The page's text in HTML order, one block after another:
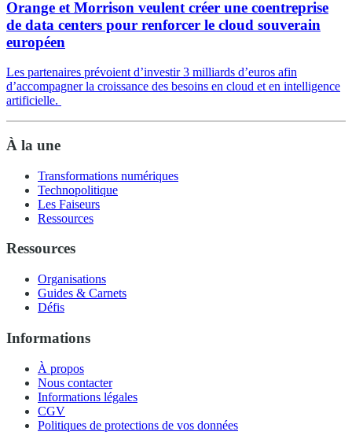
Orange et Morrison veulent créer une coentreprise
de data centers pour renforcer le cloud souverain
européen
Les partenaires prévoient d’investir 3 milliards d’euros afin
d’accompagner la croissance des besoins en cloud et en intelligence
artificielle.
À la une
Transformations numériques
Technopolitique
Les Faiseurs
Ressources
Ressources
Organisations
Guides & Carnets
Défis
Informations
À propos
Nous contacter
Informations légales
CGV
Politiques de protections de vos données